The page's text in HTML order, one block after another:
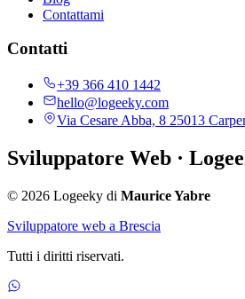
Contattami
Contatti
+39 366 410 1442
hello@logeeky.com
Via Cesare Abba, 8 25013
Sviluppatore Web ·
© 2026 Logeeky di Maurice Yabre
Sviluppatore web a Brescia
Tutti i diritti riservati.